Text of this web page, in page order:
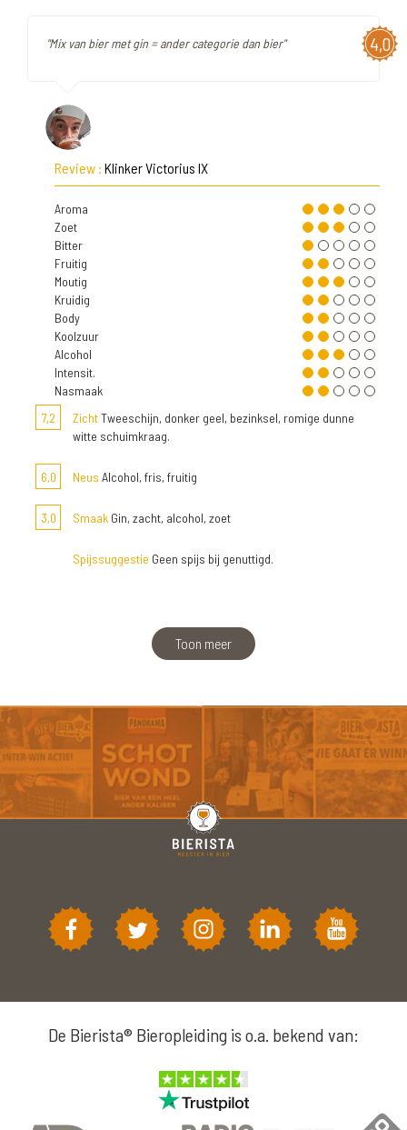
4,0
"Mix van bier met gin = ander categorie dan bier"
Review : Klinker Victorius IX
Aroma
Zoet
Bitter
Fruitig
Moutig
Kruidig
Body
Koolzuur
Alcohol
Intensit.
Nasmaak
7,2
ZichtTweeschijn, donker geel, bezinksel, romige dunne
witte schuimkraag.
6,0 Neus Alcohol, fris, fruitig
3,0 Smaak Gin, zacht, alcohol, zoet
Spijssuggestie Geen spijs bij genuttigd.
Toon meer
De Bierista® Bieropleiding is o.a. bekend van: